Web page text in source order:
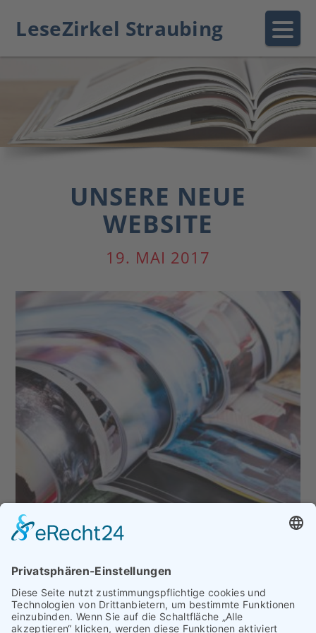
LeseZirkel Straubing
UNSERE NEUE
WEBSITE
19. MAI 2017
Wir freuen uns, Sie auf unserer neuen Website
begrüßen zu dürfen.